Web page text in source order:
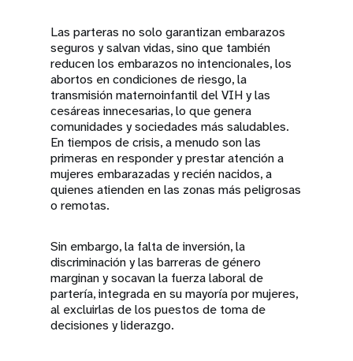
Las parteras no solo garantizan embarazos
seguros y salvan vidas, sino que también
reducen los embarazos no intencionales, los
abortos en condiciones de riesgo, la
transmisión maternoinfantil del VIH y las
cesáreas innecesarias, lo que genera
comunidades y sociedades más saludables.
En tiempos de crisis, a menudo son las
primeras en responder y prestar atención a
mujeres embarazadas y recién nacidos, a
quienes atienden en las zonas más peligrosas
o remotas.
Sin embargo, la falta de inversión, la
discriminación y las barreras de género
marginan y socavan la fuerza laboral de
partería, integrada en su mayoría por mujeres,
al excluirlas de los puestos de toma de
decisiones y liderazgo.